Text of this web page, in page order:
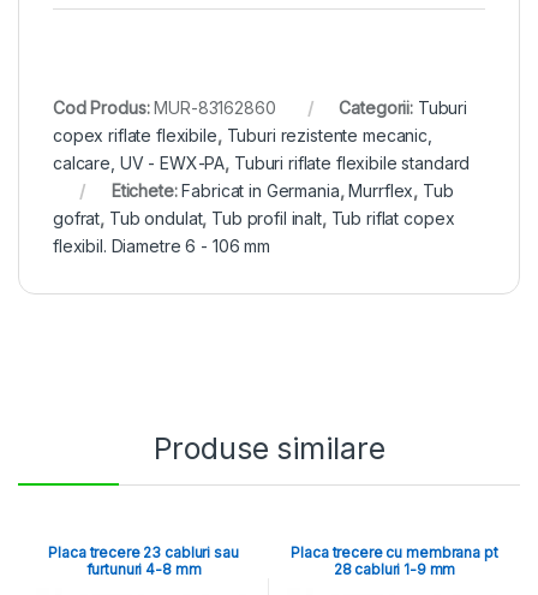
Cod Produs:MUR-83162860 Categorii: Tuburi
copex riflate flexibile, Tuburi rezistente mecanic,
calcare, UV - EWX-PA, Tuburi riflate flexibile standard
Etichete:Fabricat in Germania,Murrflex, Tub
gofrat, Tub ondulat, Tub profil inalt, Tub riflat copex
flexibil. Diametre 6 - 106 mm
Produse similare
Placa trecere 23 cabluri sau
furtunuri 4-8 mm
Placa trecere cu membrana pt
28 cabluri 1-9 mm